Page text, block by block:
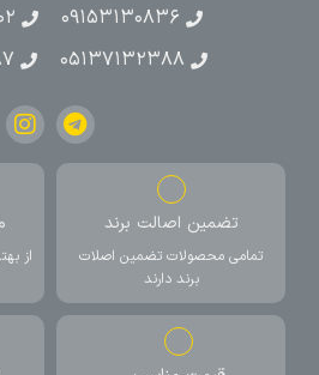
۰۹۱۵۳۱۳۰۸۳۶
۰۵۱۳۷۱۳۲۳۸۸
تضمین اصالت برند
تمامی محصولات تضمین اصلات
برند دارند
از